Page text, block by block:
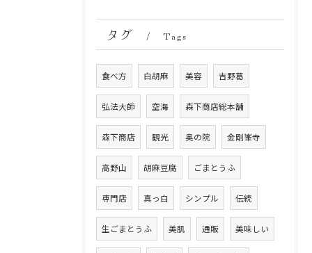
タグ Tags
食べ方 白胡麻 美容 吉野葛
弘法大師 空海 森下商店総本舗
森下商店 観光 奥の院 金剛峯寺
高野山 胡麻豆腐 ごまとうふ
専門店 真っ白 シンプル 伝統
生ごまとうふ 美肌 通販 美味しい